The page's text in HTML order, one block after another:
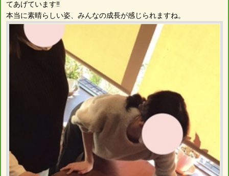
てあげています‼︎
本当に素晴らしい姿、みんなの成長が感じられますね。